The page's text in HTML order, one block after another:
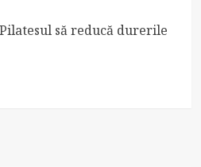
să reducă durerile